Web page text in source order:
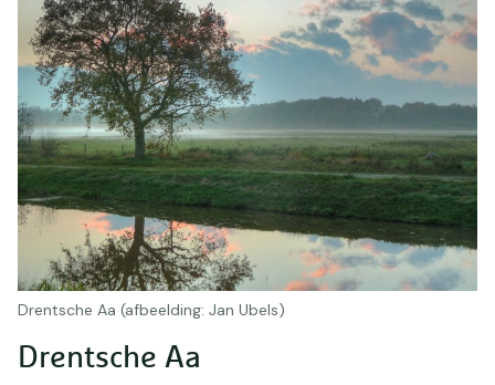
Drentsche Aa
Drentsche Aa (afbeelding: Jan Ubels)